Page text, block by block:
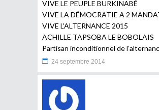
VIVE LE PEUPLE BURKINABÉ
VIVE LA DÉMOCRATIE A 2
VIVE L’ALTERNANCE 2015
ACHILLE TAPSOBA LE BOBOLAIS
Partisan inconditionnel de
24 septembre 2014